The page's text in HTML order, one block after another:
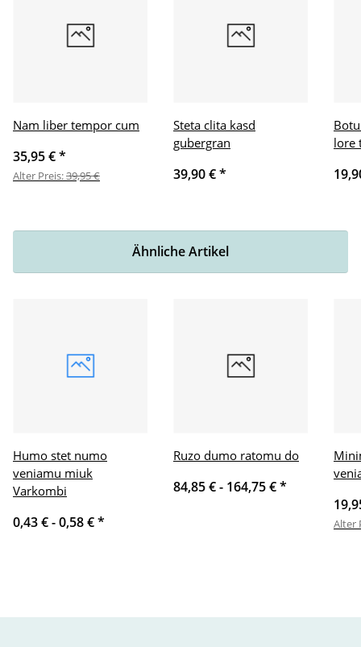
Nam liber tempor cum
35,95 €*
Alter Preis:39,95 €
Steta clita kasd
gubergran
39,90 €*
lore
Ähnliche Artikel
Humo stet numo
veniamu miuk
Varkombi
0,43 € -0,58 €*
Ruzo dumo ratomu do
84,85 € - 164,75 €*
Alter